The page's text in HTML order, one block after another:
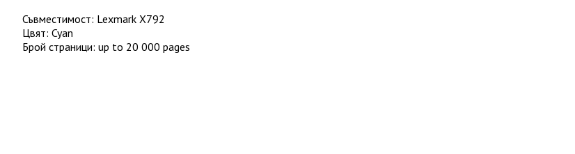
Съвместимост: Lexmark X792
Цвят: Cyan
Брой страници: up to 20 000 pages